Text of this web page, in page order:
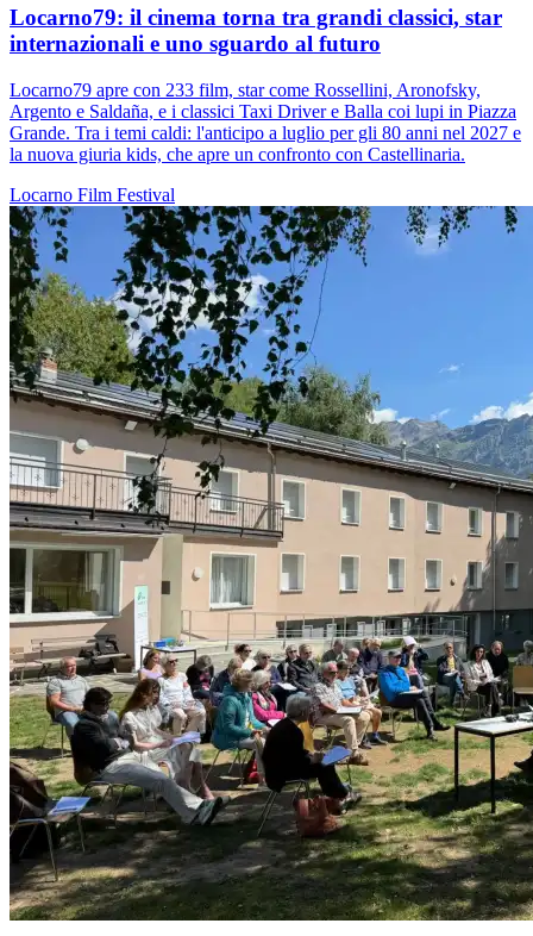
Locarno79: il cinema torna tra grandi classici, star
internazionali e uno sguardo al futuro
Locarno79 apre con 233 film, star come Rossellini, Aronofsky,
Argento e Saldaña, e i classici Taxi Driver e Balla coi lupi in Piazza
Grande. Tra i temi caldi: l'anticipo a luglio per gli 80 anni nel 2027 e
la nuova giuria kids, che apre un confronto con Castellinaria.
Locarno Film Festival